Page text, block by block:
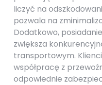
liczyć na
pozwala na
Dodatkowo,
zwiększa
transportowym.
współpracę z
odpowiednie